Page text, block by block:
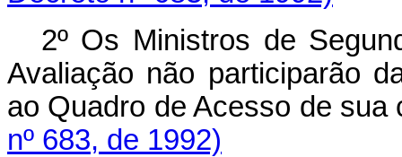
2º Os Ministros de
Avaliação não participarão
ao Quadro de Acesso de
nº 683, de 1992)